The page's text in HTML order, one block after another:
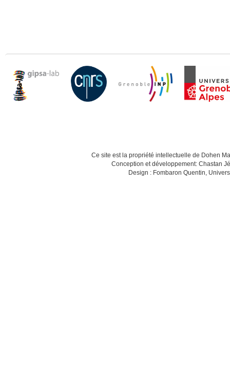
Ce site est la propriété intellectuelle de Dohen
Conception et développement: Chastan
Design : Fombaron Quentin,